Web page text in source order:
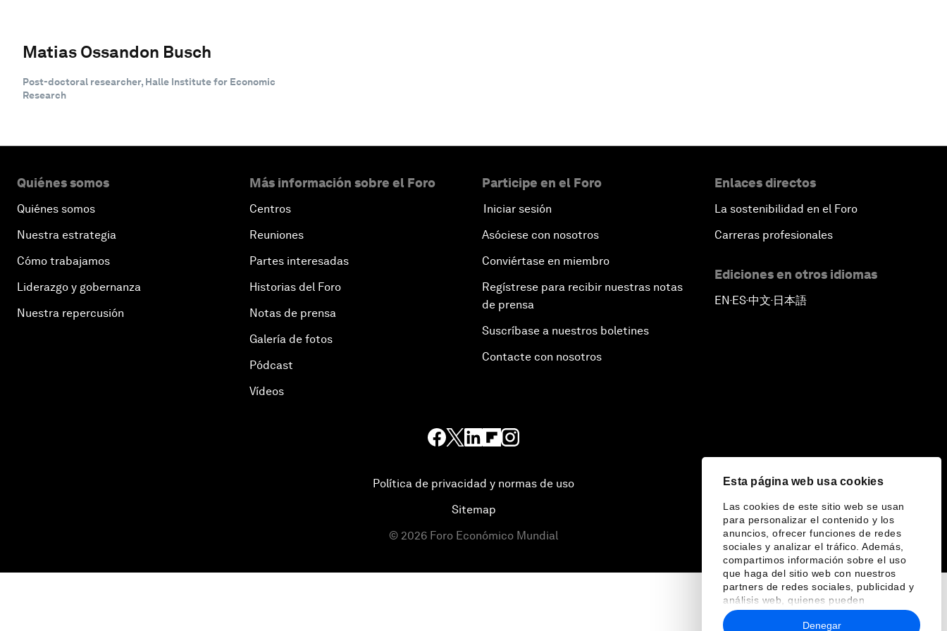
Esta página web usa cookies
Las cookies de este sitio web se usan
para personalizar el contenido y los
anuncios, ofrecer funciones de redes
sociales y analizar el tráfico. Además,
compartimos información sobre el uso
que haga del sitio web con nuestros
partners de redes sociales, publicidad y
análisis web, quienes pueden
combinarla con otra información que les
haya proporcionado o que hayan
Denegar
Matias Ossandon Busch
Post-doctoral researcher, Halle Institute for Economic
Research
Quiénes somos
Quiénes somos
Nuestra estrategia
Cómo trabajamos
Liderazgo y gobernanza
Nuestra repercusión
Más información sobre el Foro
Centros
Reuniones
Partes interesadas
Historias del Foro
Notas de prensa
Galería de fotos
Pódcast
Vídeos
Participe en el Foro
Iniciar sesión
Asóciese con nosotros
Conviértase en miembro
Regístrese para recibir nuestras notas
de prensa
Suscríbase a nuestros boletines
Contacte con nosotros
Enlaces directos
La sostenibilidad en el Foro
Carreras profesionales
Ediciones en otros idiomas
EN▪ES▪中文▪ 日本語
Política de privacidad y normas de uso
Sitemap
© 2026 Foro Económico Mundial